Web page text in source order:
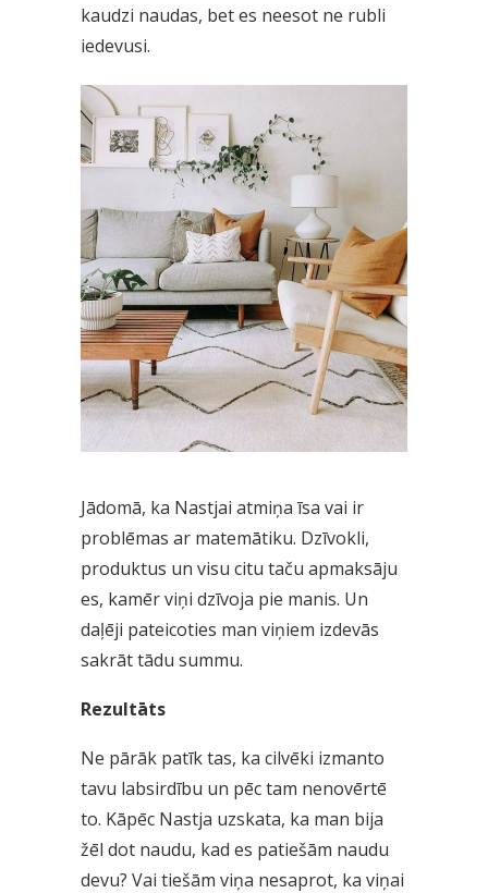
kaudzi naudas, bet es neesot ne rubli
iedevusi.
Jādomā, ka Nastjai atmiņa īsa vai ir
problēmas ar matemātiku. Dzīvokli,
produktus un visu citu taču apmaksāju
es, kamēr viņi dzīvoja pie manis. Un
daļēji pateicoties man viņiem izdevās
sakrāt tādu summu.
Rezultāts
Ne pārāk patīk tas, ka cilvēki izmanto
tavu labsirdību un pēc tam nenovērtē
to. Kāpēc Nastja uzskata, ka man bija
žēl dot naudu, kad es patiešām naudu
devu? Vai tiešām viņa nesaprot, ka viņai